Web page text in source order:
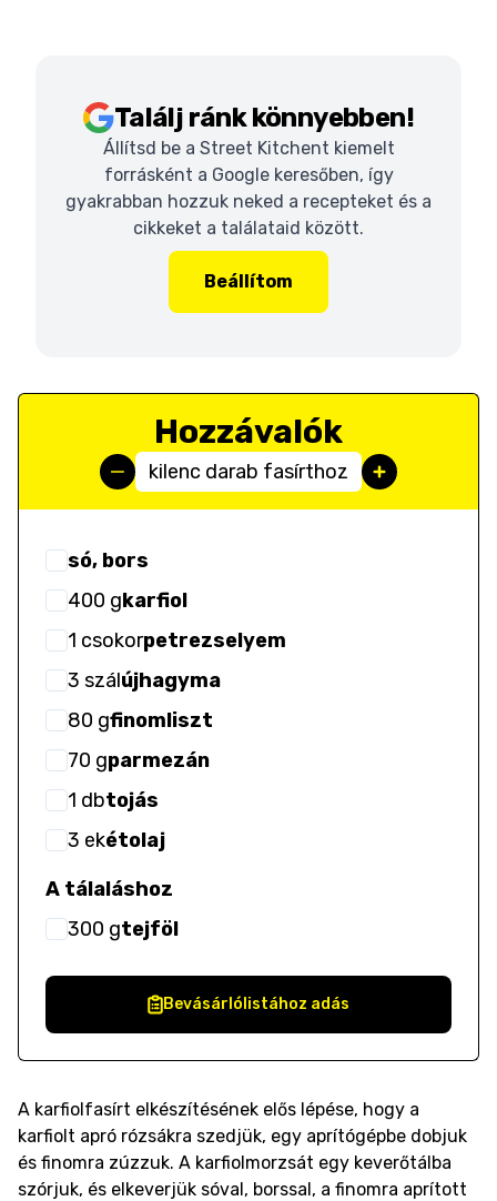
Találj ránk könnyebben!
Állítsd be a Street Kitchent kiemelt
forrásként a Google keresőben, így
gyakrabban hozzuk neked a recepteket és a
cikkeket a találataid között.
Beállítom
Hozzávalók
kilenc darab fasírthoz
só, bors
400 gkarfiol
1 csokorpetrezselyem
3 szálújhagyma
80 gfinomliszt
70 gparmezán
1 dbtojás
3 ekétolaj
A tálaláshoz
300 gtejföl
Bevásárlólistához adás
A karfiolfasírt elkészítésének elős lépése, hogy a
karfiolt apró rózsákra szedjük, egy aprítógépbe dobjuk
és finomra zúzzuk. A karfiolmorzsát egy keverőtálba
szórjuk, és elkeverjük sóval, borssal, a finomra aprított